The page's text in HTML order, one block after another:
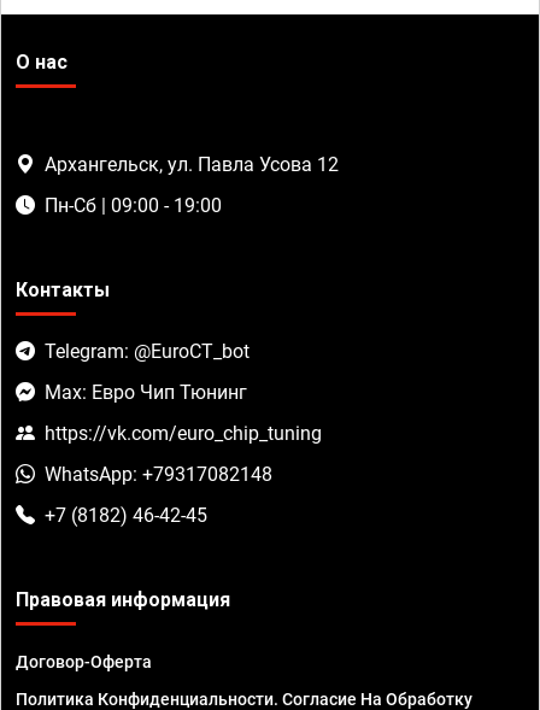
О нас
Архангельск, ул. Павла Усова 12
Пн-Сб | 09:00 - 19:00
Контакты
Telegram: @EuroCT_bot
Max: Евро Чип Тюнинг
https://vk.com/euro_chip_tuning
WhatsApp: +79317082148
+7 (8182) 46-42-45
Правовая информация
Договор-Оферта
Политика Конфиденциальности. Согласие На Обработку